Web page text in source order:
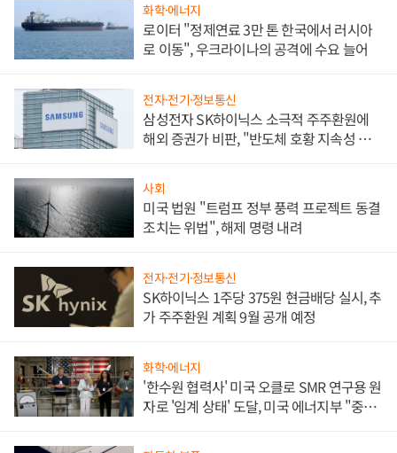
화학·에너지
로이터 "정제연료 3만 톤 한국에서 러시아
로 이동", 우크라이나의 공격에 수요 늘어
전자·전기·정보통신
삼성전자 SK하이닉스 소극적 주주환원에
해외 증권가 비판, "반도체 호황 지속성 의
사회
미국 법원 "트럼프 정부 풍력 프로젝트 동결
조치는 위법", 해제 명령 내려
전자·전기·정보통신
SK하이닉스 1주당 375원 현금배당 실시, 추
가 주주환원 계획 9월 공개 예정
화학·에너지
'한수원 협력사' 미국 오클로 SMR 연구용 원
자로 '임계 상태' 도달, 미국 에너지부 "중요